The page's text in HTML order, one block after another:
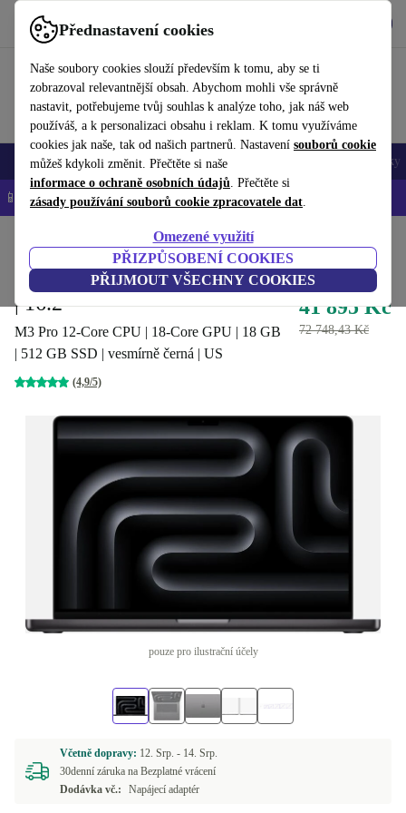
Přednastavení cookies
Naše soubory cookies slouží především k tomu, aby se ti
zobrazoval relevantnější obsah. Abychom mohli vše správně
nastavit, potřebujeme tvůj souhlas k analýze toho, jak náš web
používáš, a k personalizaci obsahu i reklam. K tomu využíváme
cookies jak naše, tak od našich partnerů. Nastavení souborů cookie
můžeš kdykoli změnit. Přečtěte si naše
informace o ochraně osobních údajů. Přečtěte si
zásady používání souborů cookie zpracovatele dat.
Omezené využití
PŘIZPŮSOBENÍ COOKIES
PŘIJMOUT VŠECHNY COOKIES
Používejte refurbed rychle a snadno
Mobily a smartphony Notebooky Tablety Doplňky
📱 -5 % NAVÍC na všechny iPhony – kód: IPHONEDEAL-
Notebooky MacBooky
Apple MacBook Pro 2023 M3
| 16.2"
M3 Pro 12-Core CPU | 18-Core GPU | 18 GB
| 512 GB SSD | vesmírně černá | US
(4,9/5)
41 895 Kč
72 748,43 Kč
pouze pro ilustrační účely
Včetně dopravy: 12. Srp. - 14. Srp.
30denní záruka na Bezplatné vrácení
Dodávka vč.:
Napájecí adaptér